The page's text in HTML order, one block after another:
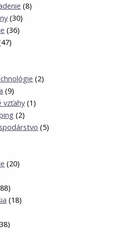
(8)
(30)
(36)
(2)
(9)
vzťahy(1)
(2)
(5)
(20)
(18)